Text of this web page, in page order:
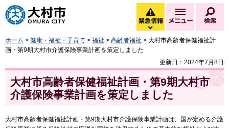
大村市
緊急情報
緊急情報を開く
メニュー
ホーム > 健康・福祉・子育て > 福祉 > 高齢者福祉 > 大村市高齢者保健福祉計
画・第9期大村市介護保険事業計画を策定しました
更新日：2024年7月8日
大村市高齢者保健福祉計画・第9期大村市
介護保険事業計画を策定しました
大村市高齢者保健福祉計画・第9期大村市介護保険事業計画は、国が定める介護